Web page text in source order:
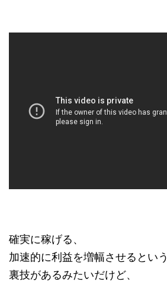
確実に稼げる、
加速的に利益を増幅させるという
裏技があるみたいだけど、